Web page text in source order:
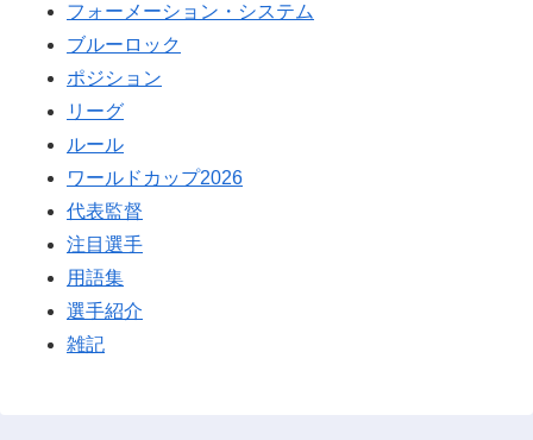
フォーメーション・システム
ブルーロック
ポジション
リーグ
ルール
ワールドカップ2026
代表監督
注目選手
用語集
選手紹介
雑記